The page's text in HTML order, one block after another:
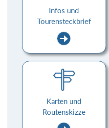
Infos und
Tourensteckbrief
Karten und
Routenskizze